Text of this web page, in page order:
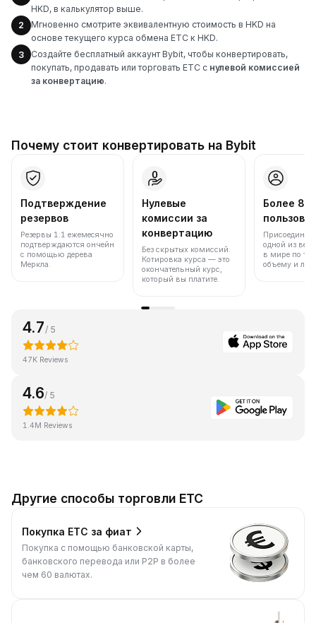
HKD, в калькулятор выше.
2
Мгновенно смотрите эквивалентную стоимость в HKD на
основе текущего курса обмена ETC к HKD.
3
Создайте бесплатный аккаунт Bybit, чтобы конвертировать,
покупать, продавать или торговать ETC с нулевой комиссией
за конвертацию.
Почему стоит конвертировать на Bybit
Подтверждение
резервов
Резервы 1:1 ежемесячно
подтверждаются ончейн
с помощью дерева
Меркла.
Нулевые
комиссии за
конвертацию
Без скрытых комиссий.
Котировка курса — это
окончательный курс,
который вы платите.
Более 86
одной из
в мире по
объему и
4.7 / 5
47K Reviews
4.6/ 5
1.4M Reviews
Другие способы торговли ETC
Покупка ETC за фиат
Покупка с помощью банковской карты,
банковского перевода или P2P в более
чем 60 валютах.